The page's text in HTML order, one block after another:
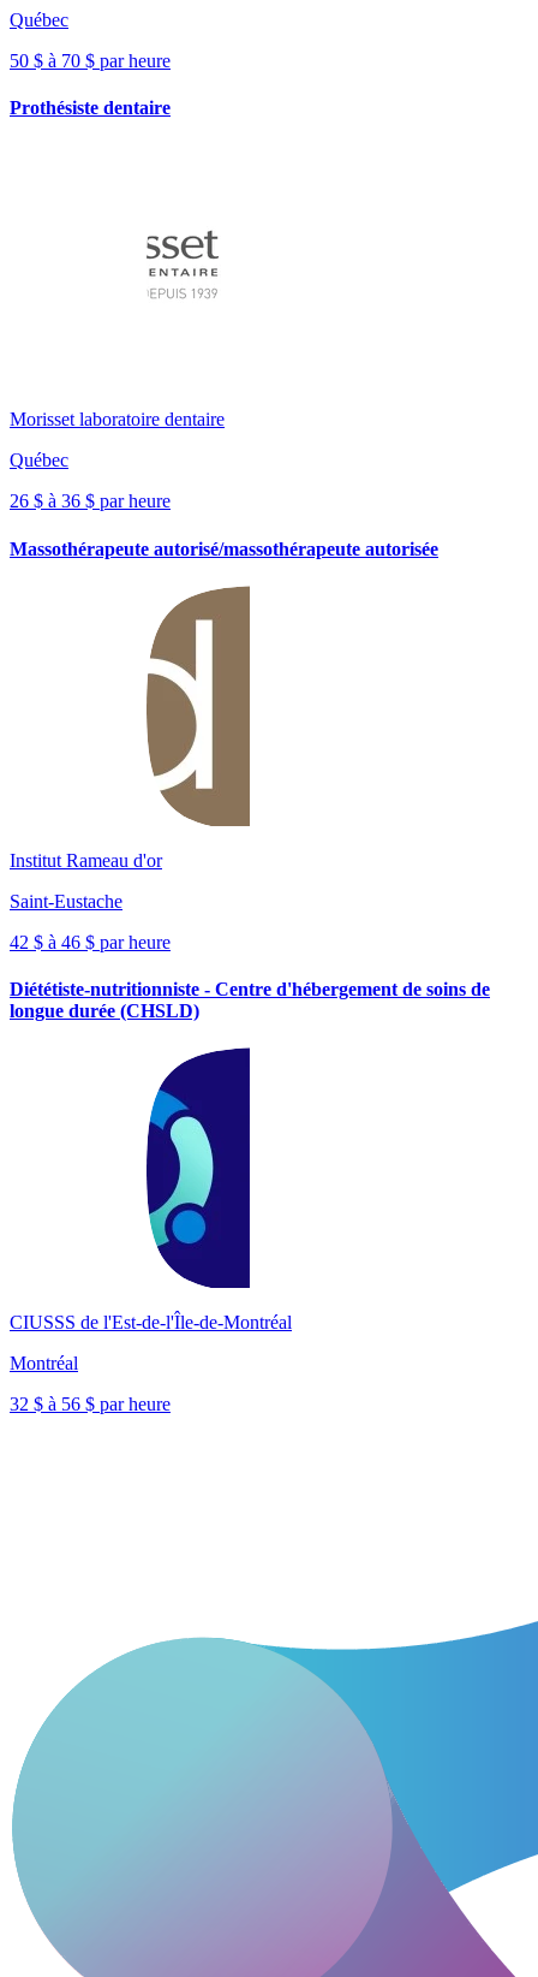
Québec
50 $ à 70 $ par heure
Prothésiste dentaire
Morisset laboratoire dentaire
Québec
26 $ à 36 $ par heure
Massothérapeute autorisé/massothérapeute autorisée
Institut Rameau d'or
Saint-Eustache
42 $ à 46 $ par heure
Diététiste-nutritionniste - Centre d'hébergement de soins de
longue durée (CHSLD)
CIUSSS de l'Est-de-l'Île-de-Montréal
Montréal
32 $ à 56 $ par heure